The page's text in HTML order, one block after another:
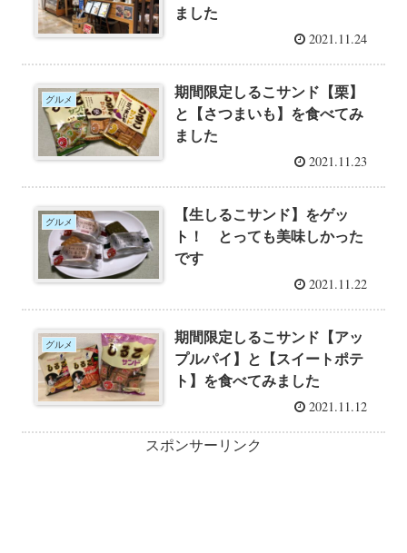
ました
2021.11.24
グルメ
期間限定しるこサンド【栗】
と【さつまいも】を食べてみ
ました
2021.11.23
グルメ
【生しるこサンド】をゲッ
ト！ とっても美味しかった
です
2021.11.22
グルメ
期間限定しるこサンド【アッ
プルパイ】と【スイートポテ
ト】を食べてみました
2021.11.12
スポンサーリンク